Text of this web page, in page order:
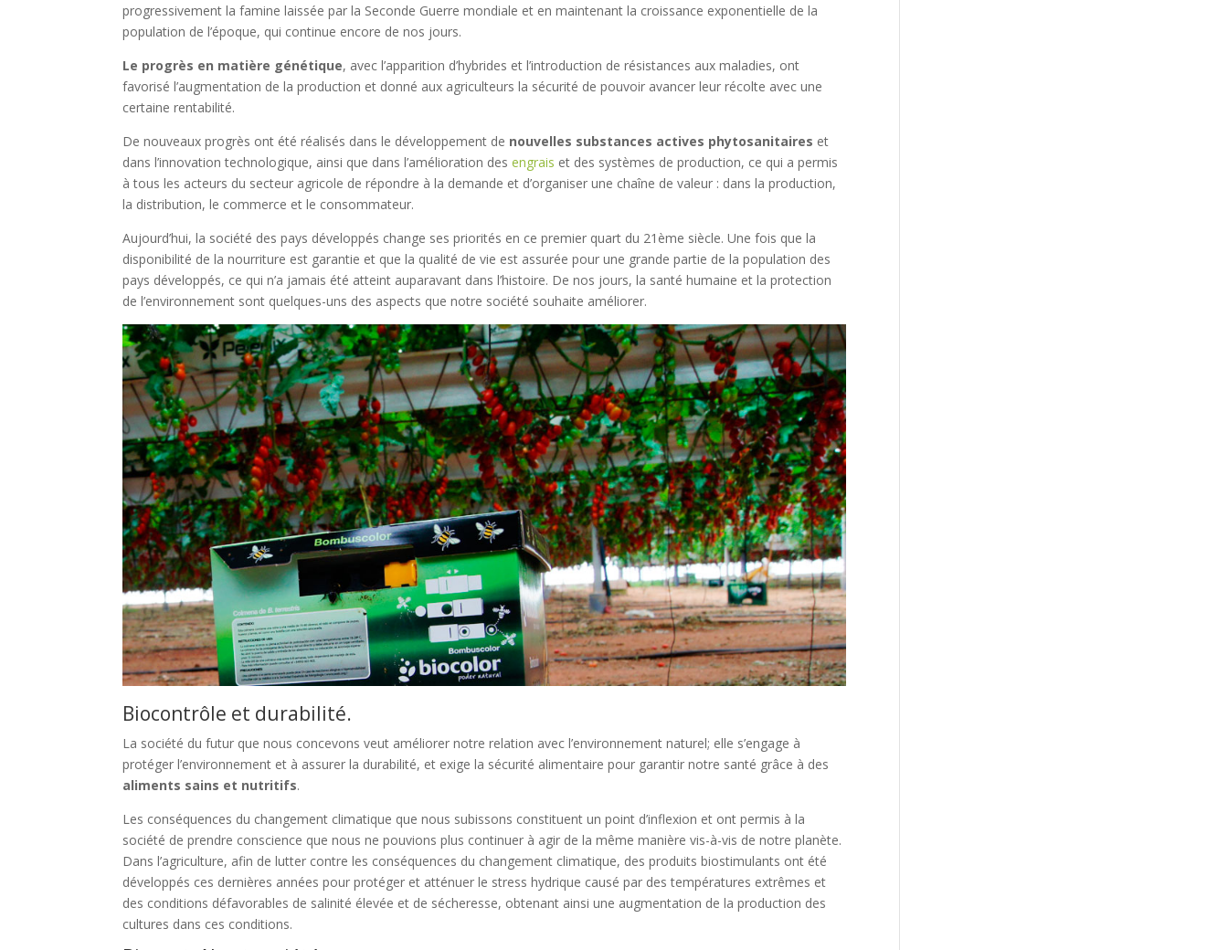
progressivement la famine laissée par la Seconde Guerre mondiale et en maintenant la croissance exponentielle de la
population de l’époque, qui continue encore de nos jours.
Le progrès en matière génétique, avec l’apparition d’hybrides et l’introduction de résistances aux maladies, ont
favorisé l’augmentation de la production et donné aux agriculteurs la sécurité de pouvoir avancer leur récolte avec une
certaine rentabilité.
De nouveaux progrès ont été réalisés dans le développement de nouvelles substances actives phytosanitaires et
dans l’innovation technologique, ainsi que dans l’amélioration desengrais et des systèmes de production, ce qui a permis
à tous les acteurs du secteur agricole de répondre à la demande et d’organiser une chaîne de valeur : dans la production,
la distribution, le commerce et le consommateur.
Aujourd’hui, la société des pays développés change ses priorités en ce premier quart du 21ème siècle. Une fois que la
disponibilité de la nourriture est garantie et que la qualité de vie est assurée pour une grande partie de la population des
pays développés, ce qui n’a jamais été atteint auparavant dans l’histoire. De nos jours, la santé humaine et la protection
de l’environnement sont quelques-uns des aspects que notre société souhaite améliorer.
Biocontrôle et durabilité.
La société du futur que nous concevons veut améliorer notre relation avec l’environnement naturel; elle s’engage à
protéger l’environnement et à assurer la durabilité, et exige la sécurité alimentaire pour garantir notre santé grâce à des
aliments sains et nutritifs.
Les conséquences du changement climatique que nous subissons constituent un point d’inflexion et ont permis à la
société de prendre conscience que nous ne pouvions plus continuer à agir de la même manière vis-à-vis de notre planète.
Dans l’agriculture, afin de lutter contre les conséquences du changement climatique, des produits biostimulants ont été
développés ces dernières années pour protéger et atténuer le stress hydrique causé par des températures extrêmes et
des conditions défavorables de salinité élevée et de sécheresse, obtenant ainsi une augmentation de la production des
cultures dans ces conditions.